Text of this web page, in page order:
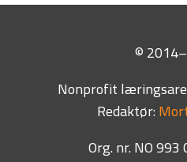
©
Nonprofit
Redaktør:
Org. nr. NO